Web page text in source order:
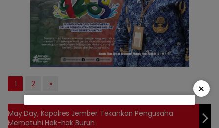
1 2 »
May Day, Kapolres Jember Tekankan Pengusaha
Mematuhi Hak-hak Buruh
×